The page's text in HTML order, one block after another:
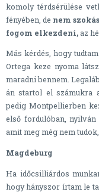
komoly térdsérülése
fényében, de nem
fogom elkezdeni, az
Más kérdés, hogy
Ortega keze nyoma
maradni bennem.
án startol el számukra
pedig Montpellierben
első fordulóban,
amit meg még nem
Magdeburg
Ha időcsilliárdos
hogy hányszor írtam le